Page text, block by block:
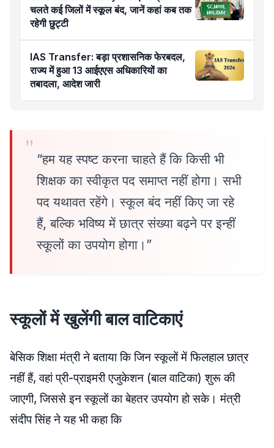
चलते कई जिलों में स्कूल बंद, जानें कहां कब तक
रहेगी छुट्टी
IAS Transfer: बड़ा प्रशासनिक फेरबदल,
राज्य में हुआ 13 आईएएस अधिकारियों का
तबादला, आदेश जारी
“हम यह स्पष्ट करना चाहते हैं कि किसी भी
शिक्षक का स्वीकृत पद समाप्त नहीं होगा। सभी
पद यथावत रहेंगे। स्कूल बंद नहीं किए जा रहे
हैं, बल्कि भविष्य में छात्र संख्या बढ़ने पर इन्हीं
स्कूलों का उपयोग होगा।”
स्कूलों में खुलेंगी बाल वाटिकाएं
बेसिक शिक्षा मंत्री ने बताया कि जिन स्कूलों में फिलहाल छात्र
नहीं हैं, वहां प्री-प्राइमरी एजुकेशन (बाल वाटिका) शुरू की
जाएगी, जिससे इन स्कूलों का बेहतर उपयोग हो सके। मंत्री
संदीप सिंह ने यह भी कहा कि